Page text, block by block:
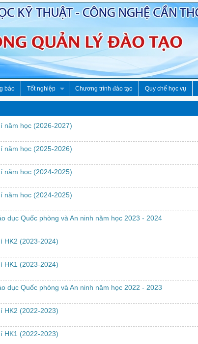
báo Tốt nghiệp Chương trình đào tạo Quy chế học vụ
năm học (2026-2027)
năm học (2025-2026)
năm học (2024-2025)
năm học (2024-2025)
dục Quốc phòng và An ninh năm học 2023 - 2024
HK2 (2023-2024)
HK1 (2023-2024)
dục Quốc phòng và An ninh năm học 2022 - 2023
HK2 (2022-2023)
HK1 (2022-2023)